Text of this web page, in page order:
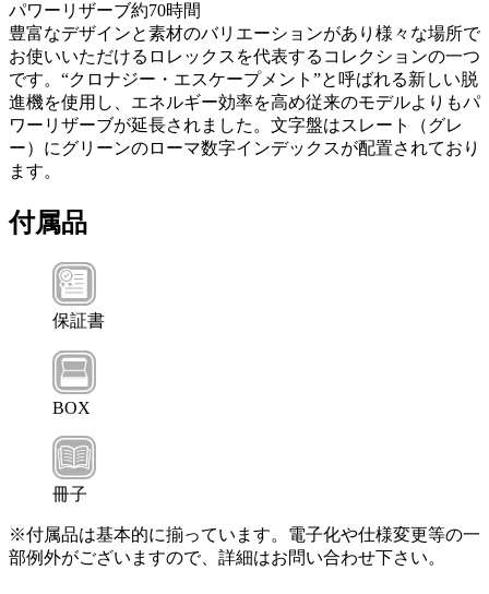
パワーリザーブ約70時間
豊富なデザインと素材のバリエーションがあり様々な場所で
お使いいただけるロレックスを代表するコレクションの一つ
です。“クロナジー・エスケープメント”と呼ばれる新しい脱
進機を使用し、エネルギー効率を高め従来のモデルよりもパ
ワーリザーブが延長されました。文字盤はスレート（グレ
ー）にグリーンのローマ数字インデックスが配置されており
ます。
付属品
保証書
BOX
冊子
※付属品は基本的に揃っています。電子化や仕様変更等の一
部例外がございますので、詳細はお問い合わせ下さい。